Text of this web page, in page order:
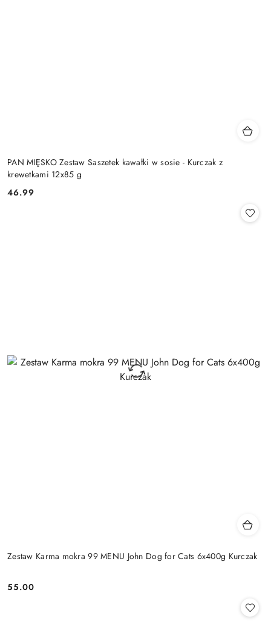
PAN MIĘSKO Zestaw Saszetek kawałki w sosie - Kurczak z
krewetkami 12x85 g
Cena:
46.99
Zestaw Karma mokra 99 MENU John Dog for Cats 6x400g Kurczak
Cena:
55.00